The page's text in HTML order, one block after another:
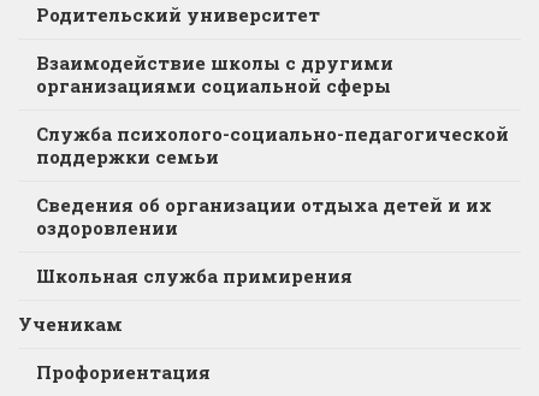
Родительский университет
Взаимодействие школы с другими
организациями социальной сферы
Служба психолого-социально-педагогической
поддержки семьи
Сведения об организации отдыха детей и их
оздоровлении
Школьная служба примирения
Ученикам
Профориентация